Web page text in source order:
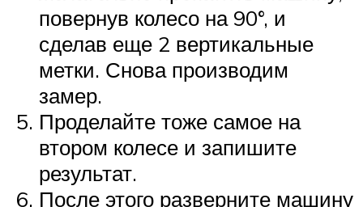
повернув колесо на 90°, и
сделав еще 2 вертикальные
метки. Снова производим
замер.
Проделайте тоже самое на
втором колесе и запишите
результат.
После этого разверните машину